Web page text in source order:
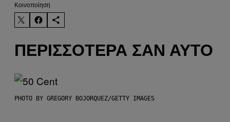
Kοινοποίηση
ΠΕΡΙΣΣΌΤΕΡΑ ΣΑΝ ΑΥΤΌ
PHOTO BY GREGORY BOJORQUEZ/GETTY IMAGES